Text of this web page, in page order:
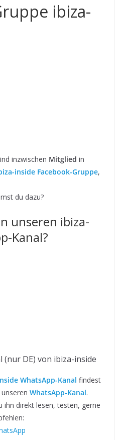
ibiza-
inzwischen Mitglied in
inside Facebook-Gruppe,
du dazu?
unseren ibiza-
Kanal?
(nur DE) von ibiza-inside
WhatsApp-Kanal findest
WhatsApp-Kanal.
ihn direkt lesen, testen, gerne